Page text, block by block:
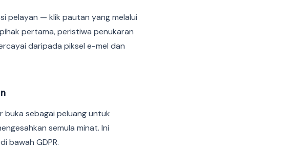
pelayan — klik pautan yang melalui
pertama, peristiwa penukaran
daripada piksel e-mel dan
buka sebagai peluang untuk
semula minat. Ini
bawah GDPR.